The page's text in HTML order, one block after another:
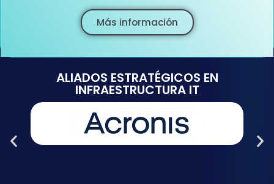
Más información
ALIADOS ESTRATÉGICOS EN
INFRAESTRUCTURA IT